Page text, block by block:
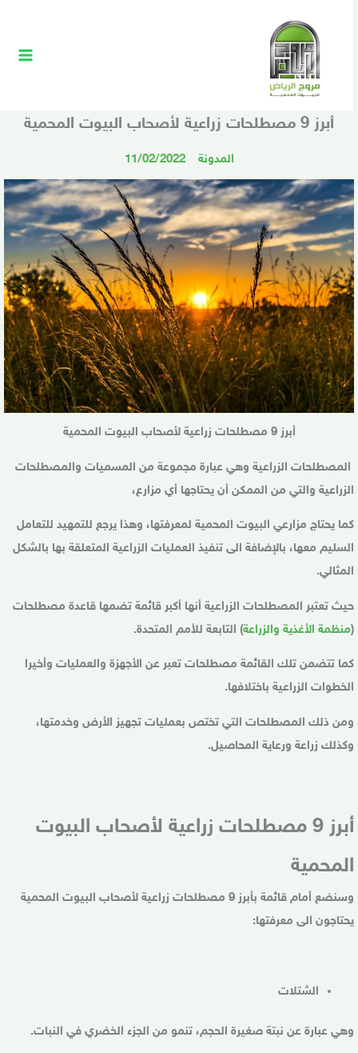
أبرز 9 مصطلحات زراعية لأصحاب البيوت المحمية
المدونة 11/02/2022
أبرز 9 مصطلحات زراعية لأصحاب البيوت المحمية
المصطلحات الزراعية وهي عبارة مجموعة من المسميات والمصطلحات
الزراعية والتي من الممكن أن يحتاجها أي مزارع،
كما يحتاج مزارعي البيوت المحمية لمعرفتها، وهذا يرجع للتمهيد للتعامل
السليم معها، بالإضافة الى تنفيذ العمليات الزراعية المتعلقة بها بالشكل
المثالي.
حيث تعتبر المصطلحات الزراعية أنها أكبر قائمة تضمها قاعدة مصطلحات
(منظمة الأغذية والزراعة) التابعة للأمم المتحدة.
كما تتضمن تلك القائمة مصطلحات تعبر عن الأجهزة والعمليات وأخيرا
الخطوات الزراعية باختلافها.
ومن ذلك المصطلحات التي تختص بعمليات تجهيز الأرض وخدمتها،
وكذلك زراعة ورعاية المحاصيل.
أبرز 9 مصطلحات زراعية لأصحاب البيوت
المحمية
وسنضع أمام قائمة بأبرز 9 مصطلحات زراعية لأصحاب البيوت المحمية
يحتاجون الى معرفتها:
الشتلات
وهي عبارة عن نبتة صغيرة الحجم، تنمو من الجزء الخضري في النبات.